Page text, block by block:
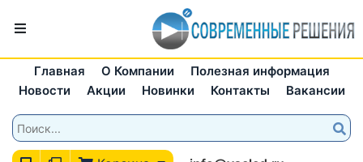
Главная О Компании
Полезная информация
Новости
Акции Новинки Контакты Вакансии